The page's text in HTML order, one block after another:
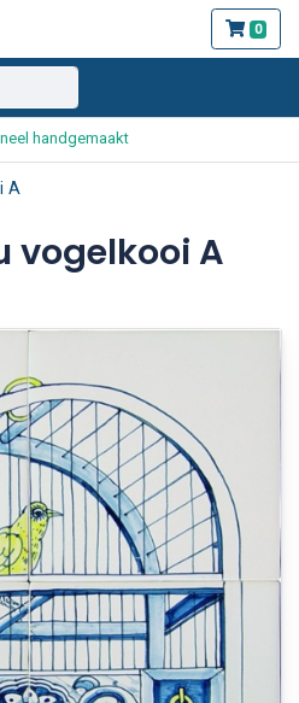
0
verzending
handgemaakt
en betalen
verzending
A
vogelkooi A